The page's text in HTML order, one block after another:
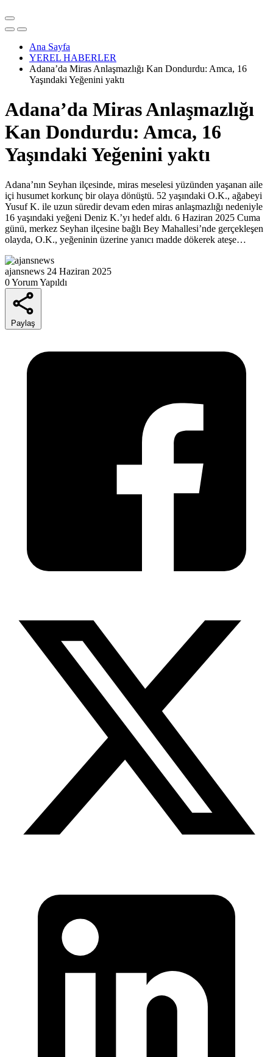
Ana Sayfa
YEREL HABERLER
Adana’da Miras Anlaşmazlığı Kan Dondurdu: Amca, 16
Yaşındaki Yeğenini yaktı
Adana’da Miras Anlaşmazlığı
Kan Dondurdu: Amca, 16
Yaşındaki Yeğenini yaktı
Adana’nın Seyhan ilçesinde, miras meselesi yüzünden yaşanan aile
içi husumet korkunç bir olaya dönüştü. 52 yaşındaki O.K., ağabeyi
Yusuf K. ile uzun süredir devam eden miras anlaşmazlığı nedeniyle
16 yaşındaki yeğeni Deniz K.’yı hedef aldı. 6 Haziran 2025 Cuma
günü, merkez Seyhan ilçesine bağlı Bey Mahallesi’nde gerçekleşen
olayda, O.K., yeğeninin üzerine yanıcı madde dökerek ateşe…
ajansnews 24 Haziran 2025
0 Yorum Yapıldı
Paylaş